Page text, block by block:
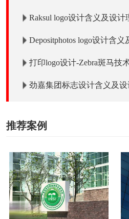
Raksul logo设计含义及设计
Depositphotos logo设计含义
打印logo设计-Zebra斑马技
劲嘉集团标志设计含义及设
推荐案例